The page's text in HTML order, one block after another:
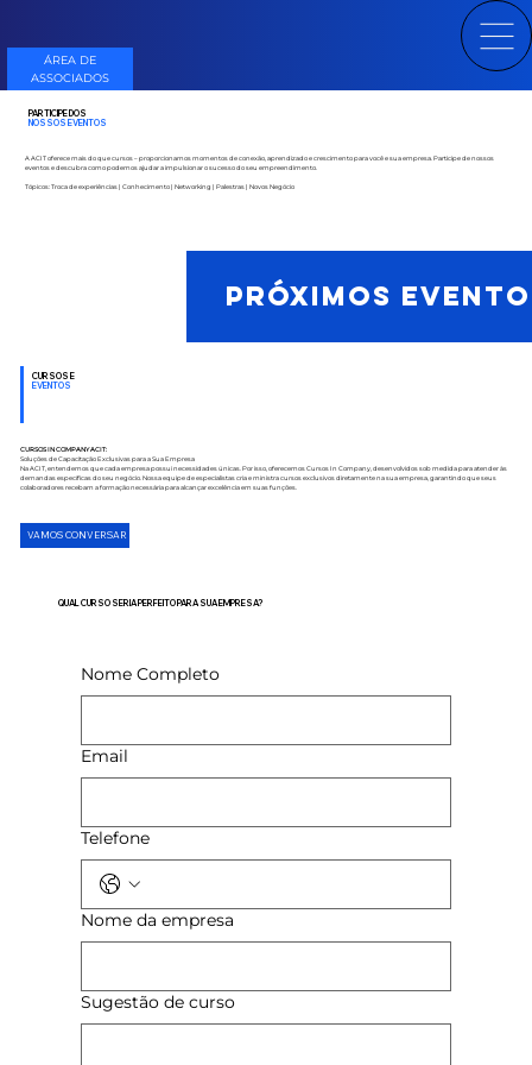
ÁREA DE
ASSOCIADOS
PARTICIPE DOS
NOSSOS EVENTOS
A ACIT oferece mais do que cursos – proporcionamos momentos de conexão, aprendizado e crescimento para você e sua empresa. Participe de nossos
eventos e descubra como podemos ajudar a impulsionar o sucesso do seu empreendimento.
Tópicos: Troca de experiências | Conhecimento | Networking | Palestras | Novos Negócio
PRÓXIMOS
CURSOS E
EVENTOS
CURSOS IN COMPANY ACIT:
Soluções de Capacitação Exclusivas para a Sua Empresa
Na ACIT, entendemos que cada empresa possui necessidades únicas. Por isso, oferecemos Cursos In Company, desenvolvidos sob medida para atender às
demandas específicas do seu negócio. Nossa equipe de especialistas cria e ministra cursos exclusivos diretamente na sua empresa, garantindo que seus
colaboradores recebam a formação necessária para alcançar excelência em suas funções.
QUAL CURSO SERIA PERFEITO PARA SUA EMPRESA?
Nome Completo
Email
Telefone
Nome da empresa
Sugestão de curso
VAMOS CONVERSAR